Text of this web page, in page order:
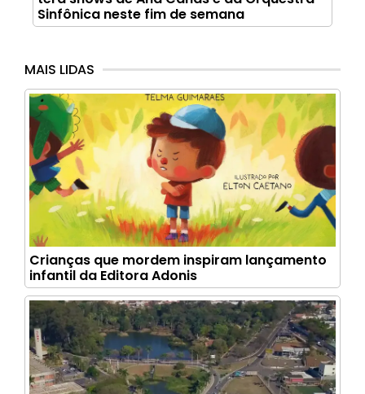
Sinfônica neste fim de semana
MAIS LIDAS
Crianças que mordem inspiram lançamento
infantil da Editora Adonis